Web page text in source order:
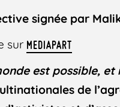
signée par
sur MEDIAPART
est possible, et
de